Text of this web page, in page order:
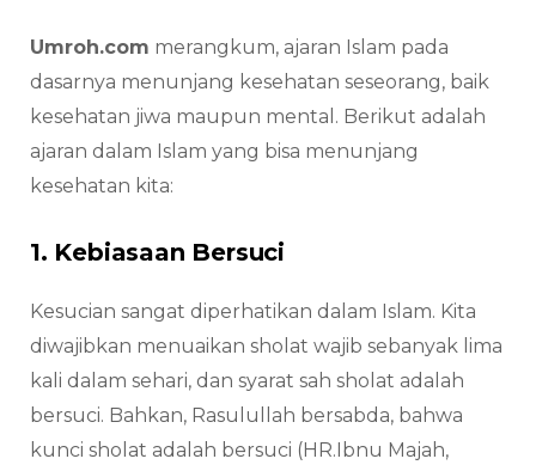
Umroh.com merangkum, ajaran Islam pada
dasarnya menunjang kesehatan seseorang, baik
kesehatan jiwa maupun mental. Berikut adalah
ajaran dalam Islam yang bisa menunjang
kesehatan kita:
1. Kebiasaan Bersuci
Kesucian sangat diperhatikan dalam Islam. Kita
diwajibkan menuaikan sholat wajib sebanyak lima
kali dalam sehari, dan syarat sah sholat adalah
bersuci. Bahkan, Rasulullah bersabda, bahwa
kunci sholat adalah bersuci (HR.Ibnu Majah,